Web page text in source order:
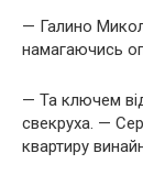
— Галино
намагаючись
— Та ключем
свекруха. —
квартиру